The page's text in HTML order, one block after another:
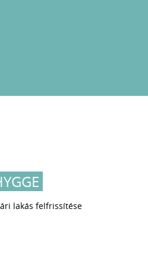
lakás felfrissítése